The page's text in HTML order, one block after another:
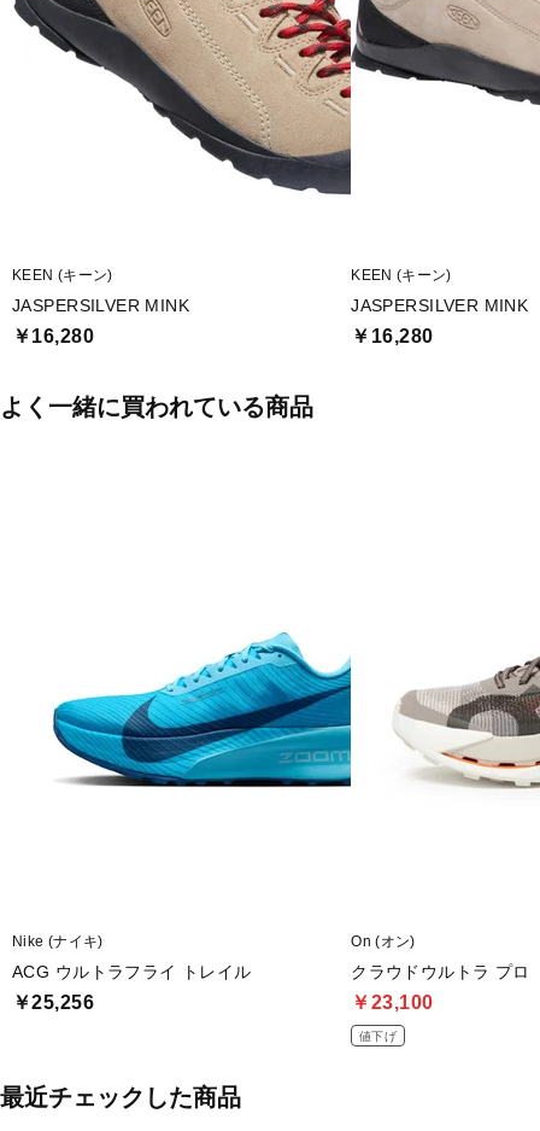
KEEN (キーン)
JASPERSILVER MINK
￥16,280
KEEN (キーン)
JASPERSILVER MINK
￥16,280
よく一緒に買われている商品
Nike (ナイキ)
ACG ウルトラフライ トレイル
￥25,256
On (オン)
クラウドウルトラ プロ
￥23,100
値下げ
最近チェックした商品